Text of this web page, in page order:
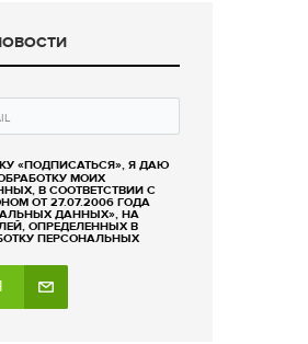
«ПОДПИСАТЬСЯ», Я ДАЮ
МОИХ
В СООТВЕТСТВИИ С
ОТ 27.07.2006 ГОДА
ДАННЫХ», НА
ОПРЕДЕЛЕННЫХ В
ПЕРСОНАЛЬНЫХ